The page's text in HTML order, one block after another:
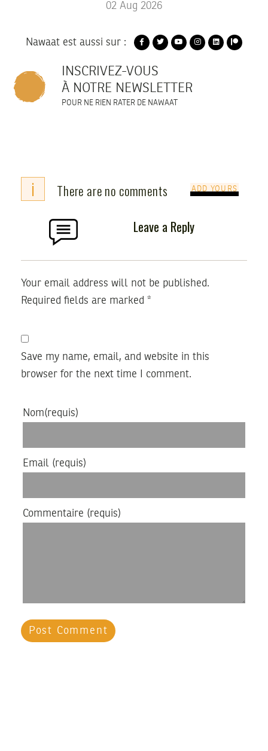
02 Aug 2026
Nawaat est aussi sur :
INSCRIVEZ-VOUS
À NOTRE NEWSLETTER
POUR NE RIEN RATER DE NAWAAT
i There are no comments ADD YOURS
Leave a Reply
Your email address will not be published.
Required fields are marked *
Save my name, email, and website in this
browser for the next time I comment.
Nom(requis)
Email (requis)
Commentaire (requis)